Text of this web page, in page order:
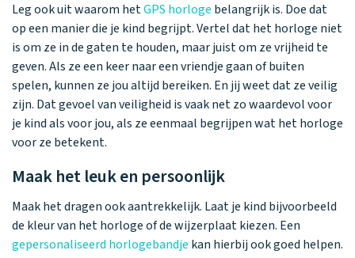
Leg ook uit waarom hetGPS horloge belangrijk is. Doe dat
op een manier die je kind begrijpt. Vertel dat het horloge niet
is om ze in de gaten te houden, maar juist om ze vrijheid te
geven. Als ze een keer naar een vriendje gaan of buiten
spelen, kunnen ze jou altijd bereiken. En jij weet dat ze veilig
zijn. Dat gevoel van veiligheid is vaak net zo waardevol voor
je kind als voor jou, als ze eenmaal begrijpen wat het horloge
voor ze betekent.
Maak het leuk en persoonlijk
Maak het dragen ook aantrekkelijk. Laat je kind bijvoorbeeld
de kleur van het horloge of de wijzerplaat kiezen. Een
gepersonaliseerd horlogebandje kan hierbij ook goed helpen.